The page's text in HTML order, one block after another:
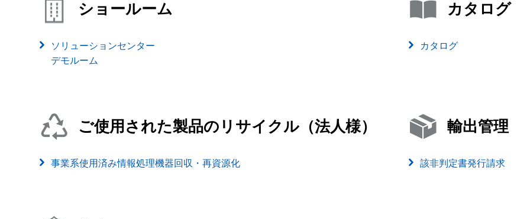
ショールーム
ソリューションセンター
デモルーム
カタログ
カタログ
ご使用された製品のリサイクル（法人様）
事業系使用済み情報処理機器回収・再資源化
輸出管理
該非判定書発行請求